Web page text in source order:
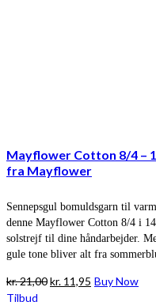
Mayflower Cotton 8/4 –
fra Mayflower
Sennepsgul bomuldsgarn til
denne Mayflower Cotton 8/4 i
solstrejf til dine håndarbejder.
gule tone bliver alt fra
kr.21,00Den
kr. 11,95 Den
Buy Now
Tilbud